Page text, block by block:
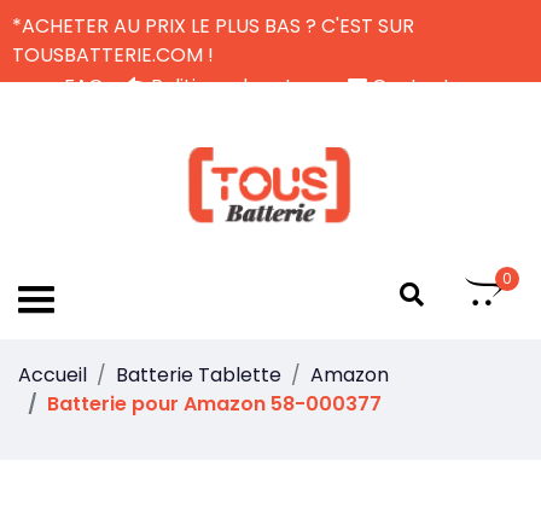
*ACHETER AU PRIX LE PLUS BAS ? C'EST SUR
TOUSBATTERIE.COM !
FAQ
Politique de retour
Contactez-nous
0
Accueil Batterie Tablette
Amazon
Batterie pour Amazon 58-000377